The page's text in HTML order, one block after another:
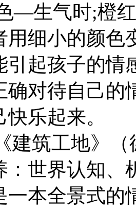
—生气时;橙
用细小的颜色
引起孩子的情
确对待自己的
乐起来。
筑工地》（
界认知、
全景式的